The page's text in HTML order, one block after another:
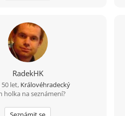
RadekHK
let, Královéhradecký
holka na seznámení?